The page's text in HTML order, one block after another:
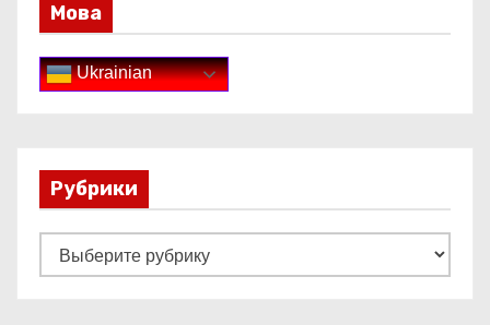
Мова
Ukrainian
Рубрики
у